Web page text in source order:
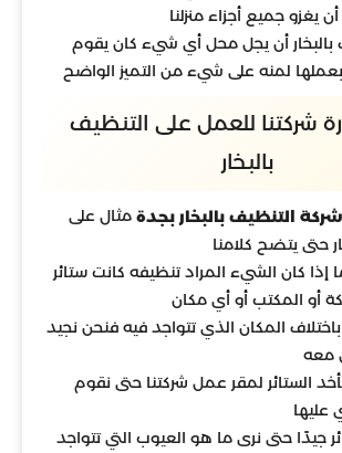
أن يغزو جميع أجزاء منزلنا
بالبخار أن يجل محل أي شيء كان يقوم
لمنه على شيء من التميز الواضح
شركتنا للعمل على التنظيف
بالبخار
شركة التنظيف بالبخار بجدة مثال على
حتى يتضح كلامنا
إذا كان الشيء المراد تنظيفه كانت ستائر
أو المكتب أو أي مكان
باختلاف المكان الذي تتواجد فيه فنحن نجيد
معه
الستائر لمقر عمل شركتنا حتى نقوم
عليها
جيدًا حتى نرى ما هو العيوب التي تتواجد